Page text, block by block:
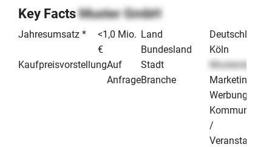
Key FactsMuster GmbH
Jahresumsatz *
<1,0 Mio.
€
KaufpreisvorstellungAuf
Anfrage
Land
Deutschland
Bundesland
Köln
Stadt
Musterstadt
Branche
Marketing /
Werbung /
/